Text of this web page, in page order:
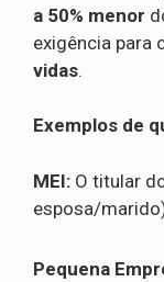
a 50% menor
exigência para
vidas.
Exemplos de
MEI: O titular
esposa/
Pequena